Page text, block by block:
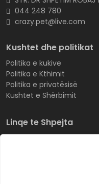
044 248 780
crazy.pet@live.com
Kushtet dhe politikat
Politika e kukive
Politika e Kthimit
Politika e privatësisë
Kushtet e Shërbimit
Linqe te Shpejta
Regjistrohu